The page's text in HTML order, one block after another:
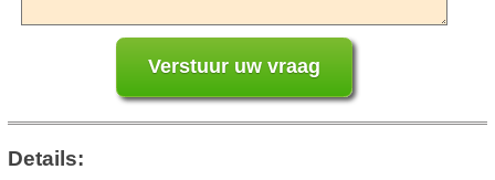
Details: